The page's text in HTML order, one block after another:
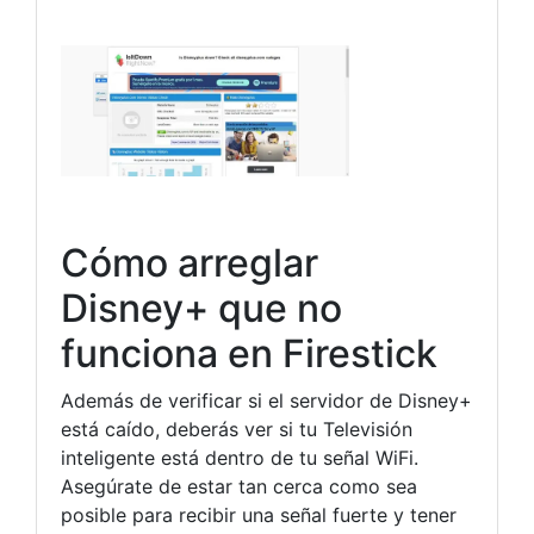
Cómo arreglar
Disney+ que no
funciona en Firestick
Además de verificar si el servidor de Disney+
está caído, deberás ver si tu Televisión
inteligente está dentro de tu señal WiFi.
Asegúrate de estar tan cerca como sea
posible para recibir una señal fuerte y tener